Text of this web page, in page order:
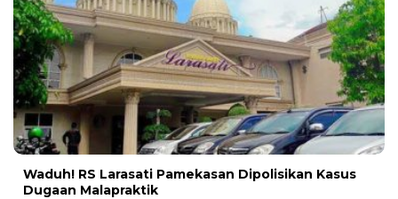
Waduh! RS Larasati Pamekasan Dipolisikan Kasus
Dugaan Malapraktik